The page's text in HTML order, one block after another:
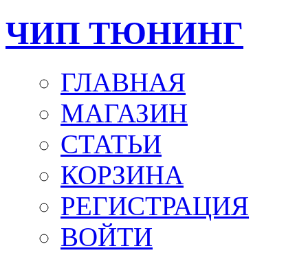
ЧИП ТЮНИНГ
ГЛАВНАЯ
МАГАЗИН
СТАТЬИ
КОРЗИНА
РЕГИСТРАЦИЯ
ВОЙТИ